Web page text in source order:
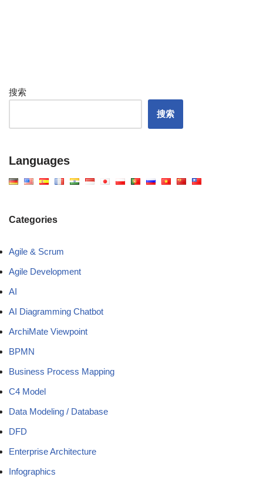
搜索
搜索
Languages
Categories
Agile & Scrum
Agile Development
AI
AI Diagramming Chatbot
ArchiMate Viewpoint
BPMN
Business Process Mapping
C4 Model
Data Modeling / Database
DFD
Enterprise Architecture
Infographics